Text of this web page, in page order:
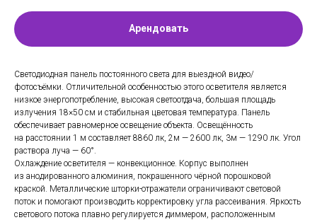
Арендовать
Cветодиодная панель постоянного света для выездной видео/
фотосъёмки. Отличительной особенностью этого осветителя является
низкое энергопотребление, высокая светоотдача, большая площадь
излучения 18×50 см и стабильная цветовая температура. Панель
обеспечивает равномерное освещение объекта. Освещённость
на расстоянии 1 м составляет 8860 лк, 2м — 2600 лк, 3м — 1290 лк. Угол
раствора луча — 60°.
Охлаждение осветителя — конвекционное. Корпус выполнен
из анодированного алюминия, покрашенного чёрной порошковой
краской. Металлические шторки-отражатели ограничивают световой
поток и помогают производить корректировку угла рассеивания. Яркость
светового потока плавно регулируется диммером, расположенным